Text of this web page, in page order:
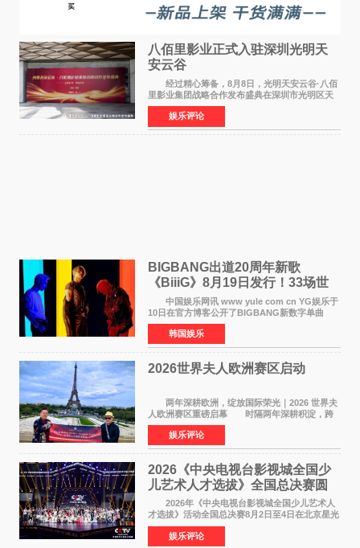
八佰里影业正式入驻深圳光明天
安云谷
经过精心筹备，8月8日，光明天安云谷·八佰
里影业集团战略合作发布盛典在深圳市光明区天
安云谷盛大举行，来自DataEye剧查查创始人
&CEO 深圳市微短剧产业协会会长汪祥斌先生、
光明区文化广电旅
娱乐评论
BIGBANG出道20周年新歌
《BiiiG》8月19日发行！33场世
界巡演同步启航
中国娱乐网讯 www yule com cn YG娱乐于
10日在官方博客公开了BIGBANG新数字单曲
《BiiiG》的海报，宣布新歌将于8月19日——组
合出道20周年纪念日正式发行。歌名取自意为"巨
大""宏大"的"BIG"
韩国娱乐
2026世界夫人欧洲赛区启动
两年深耕欧洲，绽放国际荣光｜2026 世界夫
人欧洲赛区重磅启幕 时隔两年深耕积淀，跨
越多国文化游学！伴随着国际影响力持续攀升，
2026 世界夫人欧洲赛区正式全面启动。本次赛区
落地，是世
娱乐评论
2026《中央电视台影视城全国少
儿艺术人才选拔》全国总决赛圆
满落幕
2026年《中央电视台影视城全国少儿艺术人
才选拔》活动全国总决赛8月2日至4日在北京星光
影视园成功举办！ 活动于8月2日迎来全国总
决赛的盛大开幕。一年一度的该项活动依然延续
娱乐评论